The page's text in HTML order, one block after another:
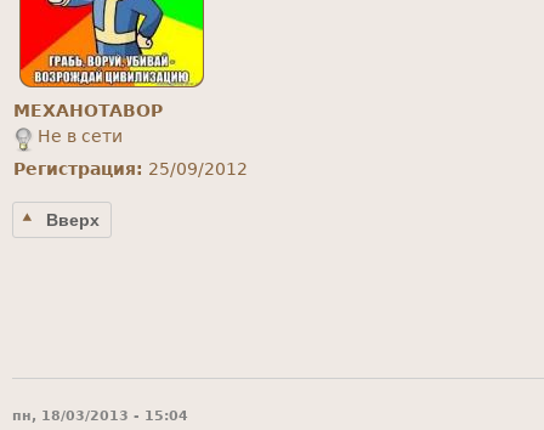
MEXAHOTABOP
Не в сети
Регистрация: 25/09/2012
Вверх
пн, 18/03/2013 - 15:04